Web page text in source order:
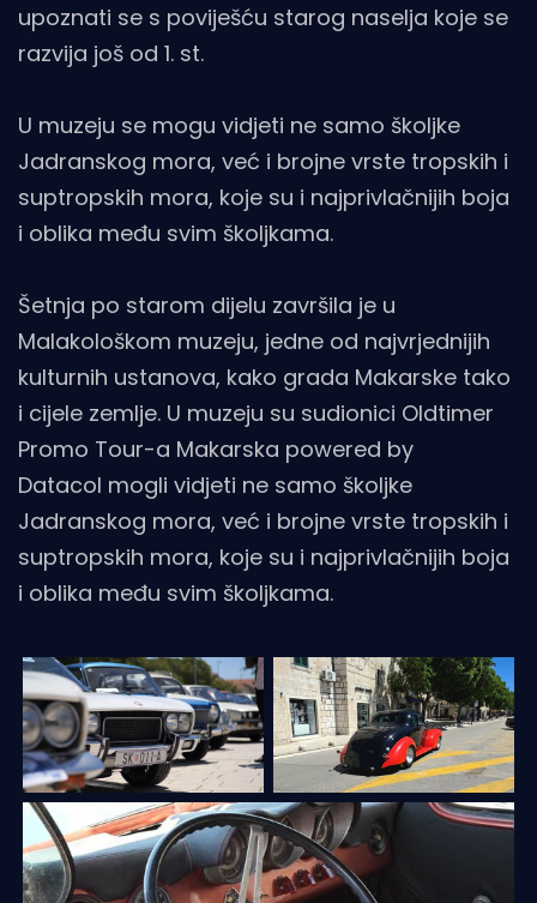
upoznati se s poviješću starog naselja koje se
razvija još od 1. st.
U muzeju se mogu vidjeti ne samo školjke
Jadranskog mora, već i brojne vrste tropskih i
suptropskih mora, koje su i najprivlačnijih boja
i oblika među svim školjkama.
Šetnja po starom dijelu završila je u
Malakološkom muzeju, jedne od najvrjednijih
kulturnih ustanova, kako grada Makarske tako
i cijele zemlje. U muzeju su sudionici Oldtimer
Promo Tour-a Makarska powered by
Datacol mogli vidjeti ne samo školjke
Jadranskog mora, već i brojne vrste tropskih i
suptropskih mora, koje su i najprivlačnijih boja
i oblika među svim školjkama.